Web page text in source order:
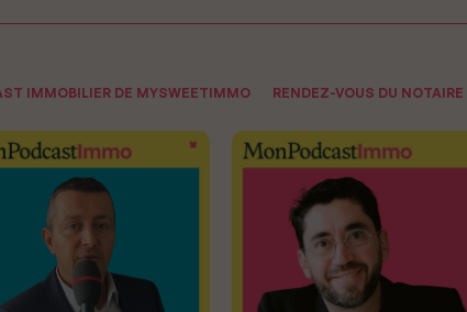
IMMOBILIER DE MYSWEETIMMO RENDEZ-VOUS DU NOTAIRE